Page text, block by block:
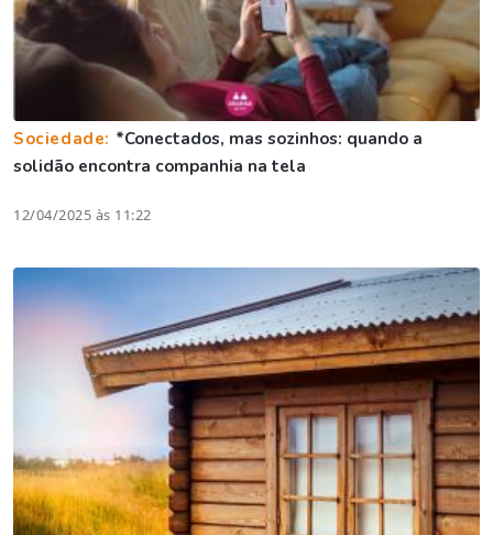
Sociedade: *Conectados, mas sozinhos: quando a
solidão encontra companhia na tela
12/04/2025 às 11:22